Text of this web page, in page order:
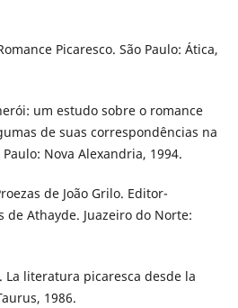
Picaresco. São Paulo: Ática,
herói: um estudo sobre o romance
de suas correspondências na
Nova Alexandria, 1994.
de João Grilo. Editor-
de Athayde. Juazeiro do Norte:
La literatura picaresca desde la
1986.